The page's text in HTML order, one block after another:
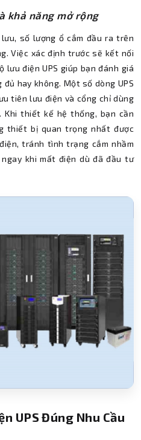
khả năng mở rộng
số lượng ổ cắm đầu ra trên
Việc xác định trước sẽ kết nối
điện UPS giúp bạn đánh giá
hay không. Một số dòng UPS
tiên lưu điện và cổng chỉ dùng
Khi thiết kế hệ thống, bạn cần
thiết bị quan trọng nhất được
tránh tình trạng cắm nhầm
khi mất điện dù đã đầu tư
UPS Đúng Nhu Cầu